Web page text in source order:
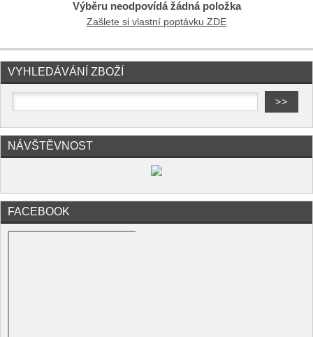
Výběru neodpovídá žádná položka
Zašlete si vlastní poptávku ZDE
VYHLEDÁVÁNÍ ZBOŽÍ
NÁVŠTĚVNOST
FACEBOOK